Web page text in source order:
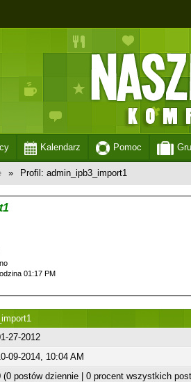
Kalendarz Pomoc
» Profil: admin_ipb3_import1
01:17 PM
27-2012
09-2014, 10:04 AM
(0 postów dziennie | 0 procent wszystkich